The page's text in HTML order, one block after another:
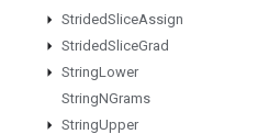
StridedSliceAssign
StridedSliceGrad
StringLower
StringNGrams
StringUpper